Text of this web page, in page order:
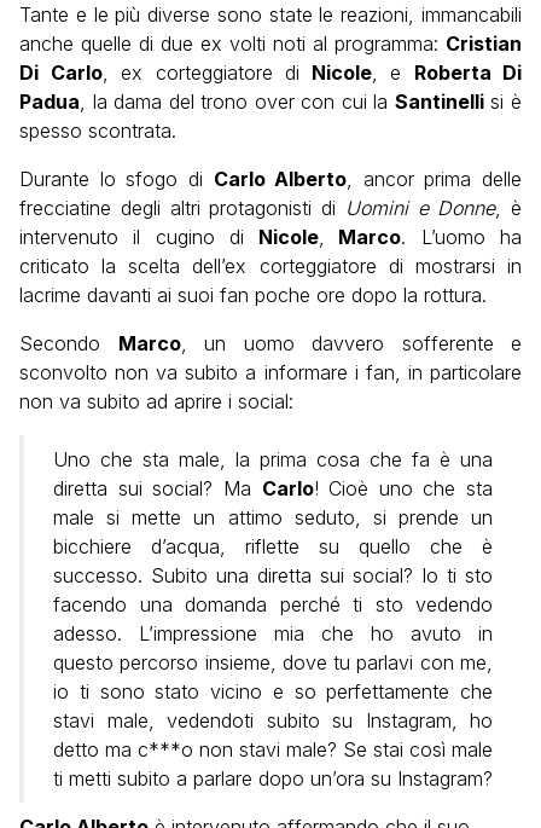
Tante e le più diverse sono state le reazioni, immancabili
anche quelle di due ex volti noti al programma: Cristian
Di Carlo, ex corteggiatore di Nicole, e Roberta Di
Padua, la dama del trono over con cui la Santinellisi è
spesso scontrata.
Durante lo sfogo di Carlo Alberto, ancor prima delle
frecciatine degli altri protagonisti di Uomini e Donne, è
intervenuto il cugino di Nicole, Marco. L’uomo ha
criticato la scelta dell’ex corteggiatore di mostrarsi in
lacrime davanti ai suoi fan poche ore dopo la rottura.
Secondo Marco, un uomo davvero sofferente e
sconvolto non va subito a informare i fan, in particolare
non va subito ad aprire i social:
Uno che sta male, la prima cosa che fa è una
diretta sui social? Ma Carlo! Cioè uno che sta
male si mette un attimo seduto, si prende un
bicchiere d’acqua, riflette su quello che è
successo. Subito una diretta sui social? Io ti sto
facendo una domanda perché ti sto vedendo
adesso. L’impressione mia che ho avuto in
questo percorso insieme, dove tu parlavi con me,
io ti sono stato vicino e so perfettamente che
stavi male, vedendoti subito su Instagram, ho
detto ma c***o non stavi male? Se stai così male
ti metti subito a parlare dopo un’ora su Instagram?